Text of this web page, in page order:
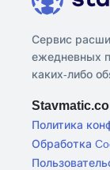
Сервис
ежедневных
каких-либо
Политика
Обработка